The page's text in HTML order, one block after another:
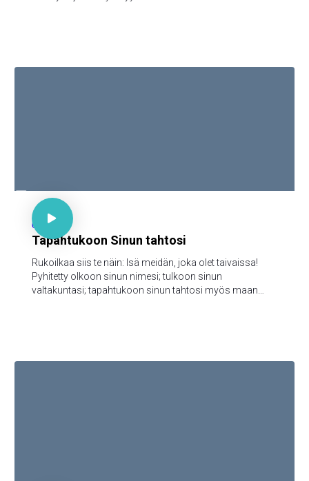
Matt 6:9-13

65
Tapahtukoon Sinun tahtosi
Rukoilkaa siis te näin: Isä meidän, joka olet taivaissa!
Pyhitetty olkoon sinun nimesi; tulkoon sinun
valtakuntasi; tapahtukoon sinun tahtosi myös maan
vaan päästä meidät pahasta, [sillä sinun on valtakunta ja